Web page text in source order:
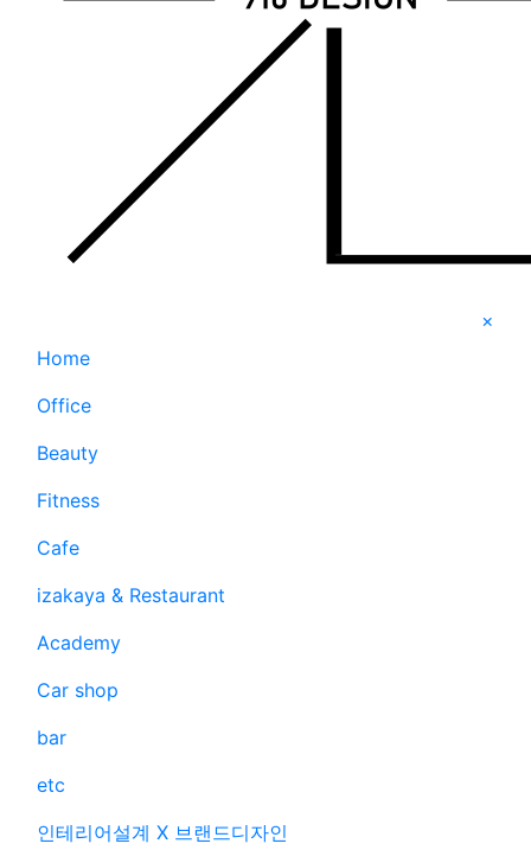
×
Home
Office
Beauty
Fitness
Cafe
izakaya & Restaurant
Academy
Car shop
bar
etc
인테리어설계 X 브랜드디자인